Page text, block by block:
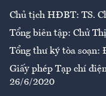
Chủ tịch HĐBT: TS.
Tổng biên tập: Chử
Tổng thư ký tòa soạn:
Giấy phép Tạp chí
26/6/2020